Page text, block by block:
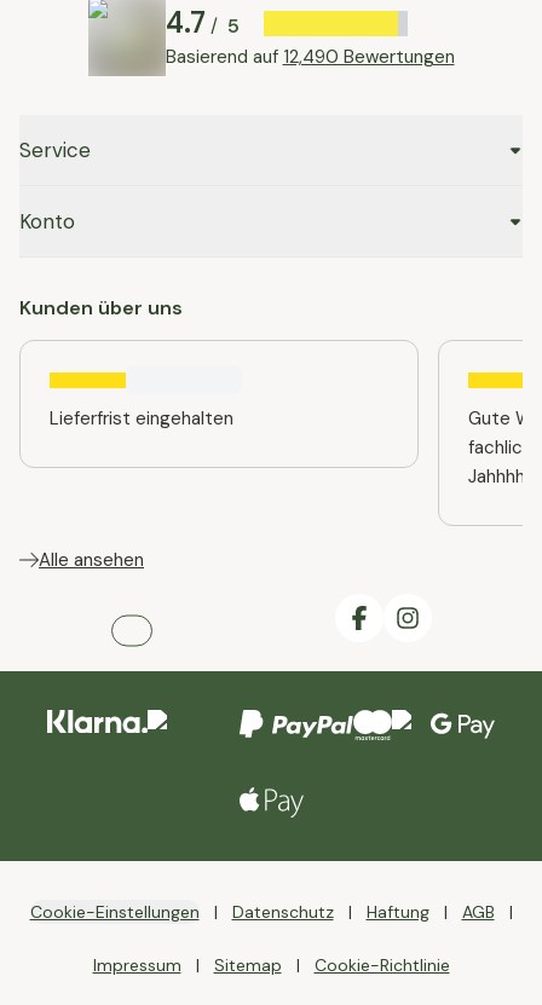
4.7 / 5
Basierend auf 12,490 Bewertungen
Service
Konto
Kunden über uns
Lieferfrist eingehalten
Gute
fachlich
Alle ansehen
Cookie-Einstellungen Datenschutz Haftung AGB
Impressum Sitemap Cookie-Richtlinie